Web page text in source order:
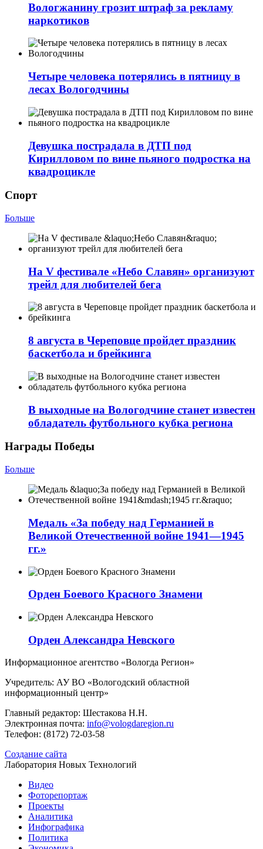
Вологжанину грозит штраф за рекламу
наркотиков
Четыре человека потерялись в пятницу в
лесах Вологодчины
Девушка пострадала в ДТП под
Кирилловом по вине пьяного подростка на
квадроцикле
Спорт
Больше
На V фестивале «Небо Славян» организуют
трейл для любителей бега
8 августа в Череповце пройдет праздник
баскетбола и брейкинга
В выходные на Вологодчине станет известен
обладатель футбольного кубка региона
Награды Победы
Больше
Медаль «За победу над Германией в
Великой Отечественной войне 1941—1945
гг.»
Орден Боевого Красного Знамени
Орден Александра Невского
Информационное агентство «Вологда Регион»
Учредитель: АУ ВО «Вологодский областной
информационный центр»
Главный редактор: Шестакова Н.Н.
Электронная почта: info@vologdaregion.ru
Телефон: (8172) 72-03-58
Создание сайта
Лаборатория Новых Технологий
Видео
Фоторепортаж
Проекты
Аналитика
Инфографика
Политика